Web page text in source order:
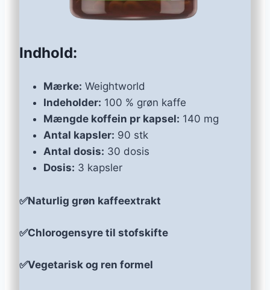
Indhold:
Mærke: Weightworld
Indeholder: 100 % grøn kaffe
Mængde koffein pr kapsel: 140 mg
Antal kapsler: 90 stk
Antal dosis: 30 dosis
Dosis: 3 kapsler
✅Naturlig grøn kaffeextrakt
✅Chlorogensyre til stofskifte
✅Vegetarisk og ren formel